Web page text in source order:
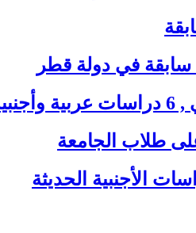
سابقة في دولة قطر
طلاب الجامعة
الأجنبية الحديثة